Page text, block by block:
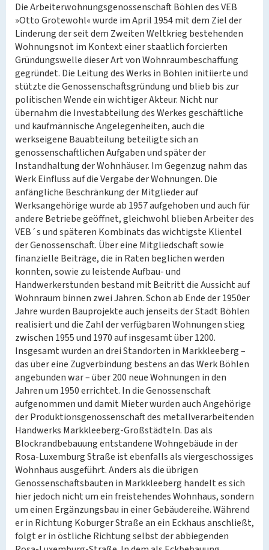
Die Arbeiterwohnungsgenossenschaft Böhlen des VEB
»Otto Grotewohl« wurde im April 1954 mit dem Ziel der
Linderung der seit dem Zweiten Weltkrieg bestehenden
Wohnungsnot im Kontext einer staatlich forcierten
Gründungswelle dieser Art von Wohnraumbeschaffung
gegründet. Die Leitung des Werks in Böhlen initiierte und
stützte die Genossenschaftsgründung und blieb bis zur
politischen Wende ein wichtiger Akteur. Nicht nur
übernahm die Investabteilung des Werkes geschäftliche
und kaufmännische Angelegenheiten, auch die
werkseigene Bauabteilung beteiligte sich an
genossenschaftlichen Aufgaben und später der
Instandhaltung der Wohnhäuser. Im Gegenzug nahm das
Werk Einfluss auf die Vergabe der Wohnungen. Die
anfängliche Beschränkung der Mitglieder auf
Werksangehörige wurde ab 1957 aufgehoben und auch für
andere Betriebe geöffnet, gleichwohl blieben Arbeiter des
VEB´s und späteren Kombinats das wichtigste Klientel
der Genossenschaft. Über eine Mitgliedschaft sowie
finanzielle Beiträge, die in Raten beglichen werden
konnten, sowie zu leistende Aufbau- und
Handwerkerstunden bestand mit Beitritt die Aussicht auf
Wohnraum binnen zwei Jahren. Schon ab Ende der 1950er
Jahre wurden Bauprojekte auch jenseits der Stadt Böhlen
realisiert und die Zahl der verfügbaren Wohnungen stieg
zwischen 1955 und 1970 auf insgesamt über 1200.
Insgesamt wurden an drei Standorten in Markkleeberg –
das über eine Zugverbindung bestens an das Werk Böhlen
angebunden war – über 200 neue Wohnungen in den
Jahren um 1950 errichtet. In die Genossenschaft
aufgenommen und damit Mieter wurden auch Angehörige
der Produktionsgenossenschaft des metallverarbeitenden
Handwerks Markkleeberg-Großstädteln. Das als
Blockrandbebauung entstandene Wohngebäude in der
Rosa-Luxemburg Straße ist ebenfalls als viergeschossiges
Wohnhaus ausgeführt. Anders als die übrigen
Genossenschaftsbauten in Markkleeberg handelt es sich
hier jedoch nicht um ein freistehendes Wohnhaus, sondern
um einen Ergänzungsbau in einer Gebäudereihe. Während
er in Richtung Koburger Straße an ein Eckhaus anschließt,
folgt er in östliche Richtung selbst der abbiegenden